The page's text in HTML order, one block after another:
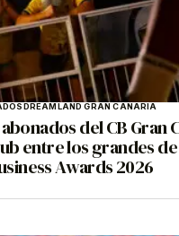
DREAMLAND GRAN CANARIA
del CB Gran
entre los grandes
Awards 2026